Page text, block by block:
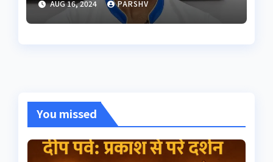
AUG 16, 2024 PARSHV
You missed